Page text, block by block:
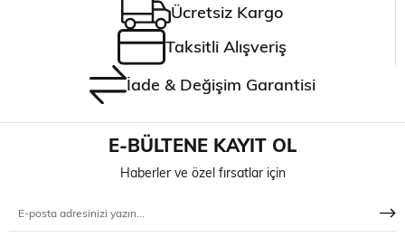
Ücretsiz Kargo
Taksitli Alışveriş
İade & Değişim Garantisi
E-BÜLTENE KAYIT OL
Haberler ve özel fırsatlar için